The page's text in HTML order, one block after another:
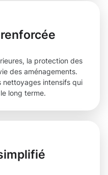
la protection des
des aménagements.
nettoyages intensifs qui
long terme.